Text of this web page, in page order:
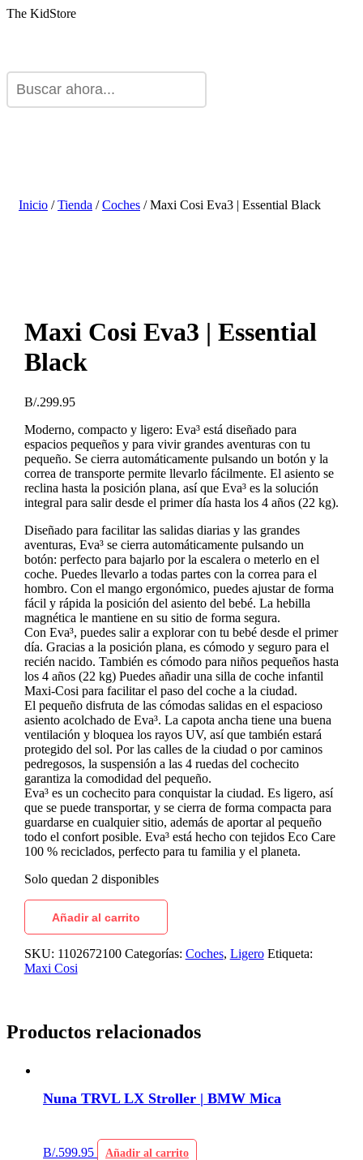
The KidStore
Inicio /Tienda /Coches / Maxi Cosi Eva3 | Essential Black
Maxi Cosi Eva3 | Essential
Black
B/.299.95
Moderno, compacto y ligero: Eva³ está diseñado para
espacios pequeños y para vivir grandes aventuras con tu
pequeño. Se cierra automáticamente pulsando un botón y la
correa de transporte permite llevarlo fácilmente. El asiento se
reclina hasta la posición plana, así que Eva³ es la solución
integral para salir desde el primer día hasta los 4 años (22 kg).
Diseñado para facilitar las salidas diarias y las grandes
aventuras, Eva³ se cierra automáticamente pulsando un
botón: perfecto para bajarlo por la escalera o meterlo en el
coche. Puedes llevarlo a todas partes con la correa para el
hombro. Con el mango ergonómico, puedes ajustar de forma
fácil y rápida la posición del asiento del bebé. La hebilla
magnética le mantiene en su sitio de forma segura.
Con Eva³, puedes salir a explorar con tu bebé desde el primer
día. Gracias a la posición plana, es cómodo y seguro para el
recién nacido. También es cómodo para niños pequeños hasta
los 4 años (22 kg) Puedes añadir una silla de coche infantil
Maxi-Cosi para facilitar el paso del coche a la ciudad.
El pequeño disfruta de las cómodas salidas en el espacioso
asiento acolchado de Eva³. La capota ancha tiene una buena
ventilación y bloquea los rayos UV, así que también estará
protegido del sol. Por las calles de la ciudad o por caminos
pedregosos, la suspensión a las 4 ruedas del cochecito
garantiza la comodidad del pequeño.
Eva³ es un cochecito para conquistar la ciudad. Es ligero, así
que se puede transportar, y se cierra de forma compacta para
guardarse en cualquier sitio, además de aportar al pequeño
todo el confort posible. Eva³ está hecho con tejidos Eco Care
100 % reciclados, perfecto para tu familia y el planeta.
Solo quedan 2 disponibles
Añadir al carrito
SKU: 1102672100 Categorías: Coches, Ligero Etiqueta:
Maxi Cosi
Productos relacionados
Nuna TRVL LX Stroller | BMW Mica
B/.599.95 Añadir al carrito